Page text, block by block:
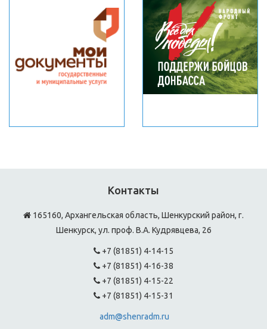
Контакты
165160, Архангельская область, Шенкурский район, г.
Шенкурск, ул. проф. В.А. Кудрявцева, 26
+7 (81851) 4-14-15
+7 (81851) 4-16-38
+7 (81851) 4-15-22
+7 (81851) 4-15-31
adm@shenradm.ru